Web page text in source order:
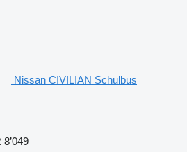
Nissan CIVILIAN Schulbus